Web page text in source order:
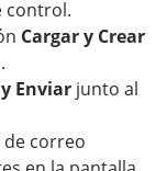
control.
Cargar y Crear
Enviar junto al
de correo